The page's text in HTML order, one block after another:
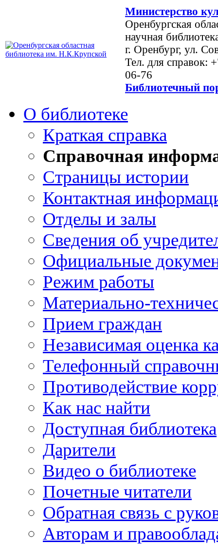
Министерство
Оренбургская
научная
г. Оренбург, ул.
Тел. для справок:
06-76
Библиотечный
О библиотеке
Краткая справка
Справочная
Страницы истории
Контактная
Отделы и залы
Сведения об
Официальные
Режим работы
Материально-
Прием граждан
Независимая оценка
Телефонный
Противодействие
Как нас найти
Доступная библиотека
Дарители
Видео о библиотеке
Почетные читатели
Обратная связь с
Авторам и